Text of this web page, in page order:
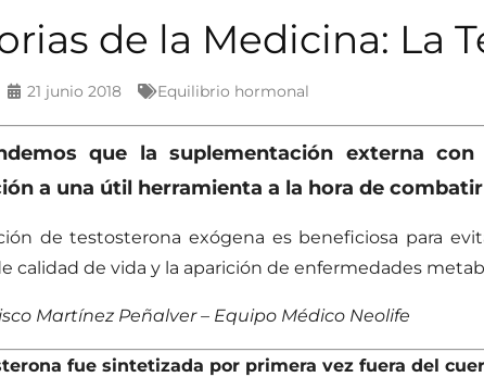
de la Medicina: La
21 junio 2018 Equilibrio hormonal
que la suplementación externa
a una útil herramienta a la hora de
de testosterona exógena es beneficiosa para
calidad de vida y la aparición de enfermedades
Martínez Peñalver – Equipo Médico Neolife
fue sintetizada por primera vez fuera del